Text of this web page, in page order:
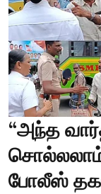
“அந்த
போலீஸ்